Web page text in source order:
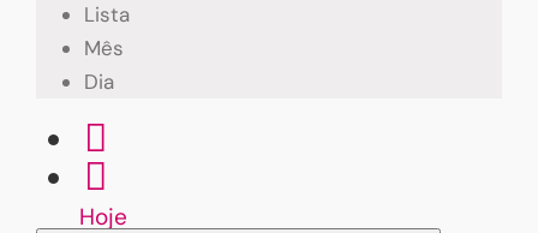
Lista
Mês
Dia
Hoje